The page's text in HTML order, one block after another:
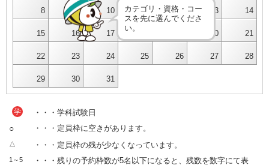
8 9 10 11 12 13 14
15 16 17 20 21
22 23 24 25 26 27 28
29 30 31
カテゴリ・資格・コー
スを先に選んでくださ
い。
学 ・・・学科試験日
○ ・・・定員枠に空きがあります。
△ ・・・定員枠の残が少なくなっています。
1～5
・・・残りの予約枠数が5名以下になると、残数を数字にて表